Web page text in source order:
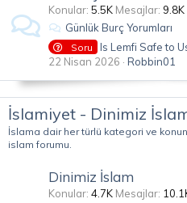
Konular 5.5K Mesajlar 9.8K
Günlük Burç Yorumları
Soru
Is Lemfi Safe to Use? Find
22 Nisan 2026
Robbin01
İslamiyet - Dinimiz
İslama dair her türlü kategori ve
islam forumu.
Dinimiz İslam
Konular 4.7K Mesajlar